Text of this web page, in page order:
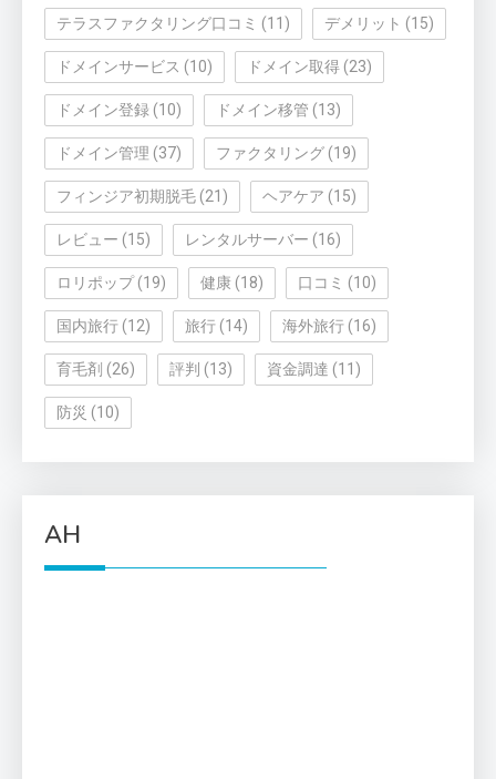
テラスファクタリング口コミ (11) デメリット (15)
ドメインサービス (10) ドメイン取得 (23)
ドメイン登録 (10) ドメイン移管 (13)
ドメイン管理 (37) ファクタリング (19)
フィンジア初期脱毛 (21) ヘアケア (15)
レビュー (15) レンタルサーバー (16)
ロリポップ(19) 健康 (18) 口コミ (10)
国内旅行 (12) 旅行 (14) 海外旅行 (16)
育毛剤 (26) 評判 (13) 資金調達 (11)
防災 (10)
AH